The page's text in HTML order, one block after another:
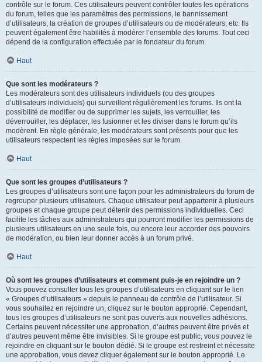
contrôle sur le forum. Ces utilisateurs peuvent contrôler toutes les opérations
du forum, telles que les paramètres des permissions, le bannissement
d’utilisateurs, la création de groupes d’utilisateurs ou de modérateurs, etc. Ils
peuvent également être habilités à modérer l’ensemble des forums. Tout ceci
dépend de la configuration effectuée par le fondateur du forum.
Haut
Que sont les modérateurs ?
Les modérateurs sont des utilisateurs individuels (ou des groupes
d’utilisateurs individuels) qui surveillent régulièrement les forums. Ils ont la
possibilité de modifier ou de supprimer les sujets, les verrouiller, les
déverrouiller, les déplacer, les fusionner et les diviser dans le forum qu’ils
modèrent. En règle générale, les modérateurs sont présents pour que les
utilisateurs respectent les règles imposées sur le forum.
Haut
Que sont les groupes d’utilisateurs ?
Les groupes d’utilisateurs sont une façon pour les administrateurs du forum de
regrouper plusieurs utilisateurs. Chaque utilisateur peut appartenir à plusieurs
groupes et chaque groupe peut détenir des permissions individuelles. Ceci
facilite les tâches aux administrateurs qui pourront modifier les permissions de
plusieurs utilisateurs en une seule fois, ou encore leur accorder des pouvoirs
de modération, ou bien leur donner accès à un forum privé.
Haut
Où sont les groupes d’utilisateurs et comment puis-je en rejoindre un ?
Vous pouvez consulter tous les groupes d’utilisateurs en cliquant sur le lien
« Groupes d’utilisateurs » depuis le panneau de contrôle de l’utilisateur. Si
vous souhaitez en rejoindre un, cliquez sur le bouton approprié. Cependant,
tous les groupes d’utilisateurs ne sont pas ouverts aux nouvelles adhésions.
Certains peuvent nécessiter une approbation, d’autres peuvent être privés et
d’autres peuvent même être invisibles. Si le groupe est public, vous pouvez le
rejoindre en cliquant sur le bouton dédié. Si le groupe est restreint et nécessite
une approbation, vous devez cliquer également sur le bouton approprié. Le